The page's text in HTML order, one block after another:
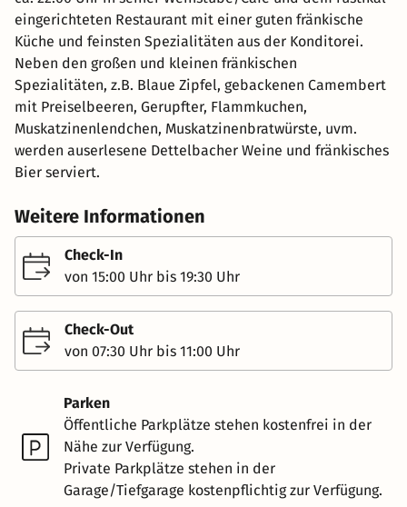
eingerichteten Restaurant mit einer guten fränkische
Küche und feinsten Spezialitäten aus der Konditorei.
Neben den großen und kleinen fränkischen
Spezialitäten, z.B. Blaue Zipfel, gebackenen Camembert
mit Preiselbeeren, Gerupfter, Flammkuchen,
Muskatzinenlendchen, Muskatzinenbratwürste, uvm.
werden auserlesene Dettelbacher Weine und fränkisches
Bier serviert.
Weitere Informationen
Check-In
von 15:00 Uhr bis 19:30 Uhr
Check-Out
von 07:30 Uhr bis 11:00 Uhr
Parken
Öffentliche Parkplätze stehen kostenfrei in der
Nähe zur Verfügung.
Private Parkplätze stehen in der
Garage/Tiefgarage kostenpflichtig zur Verfügung.